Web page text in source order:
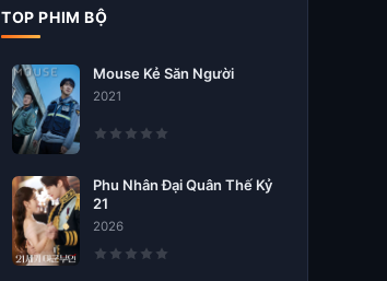
TOP PHIM BỘ
Mouse Kẻ Săn Người
2021
Phu Nhân Đại Quân Thế Kỷ
21
2026